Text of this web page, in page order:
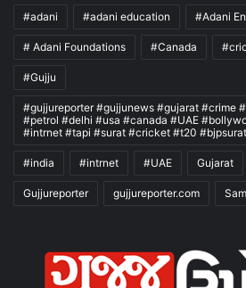
#adani #adani education #Adani
# Adani Foundations #Canada
#Gujju
#gujjureporter #gujjunews #gujarat #crime
#petrol #delhi #usa #canada #UAE
#intrnet #tapi #surat #cricket #t20 #bjpsurat
#india #intrnet #UAE Gujarat
Gujjureporter gujjureporter.com